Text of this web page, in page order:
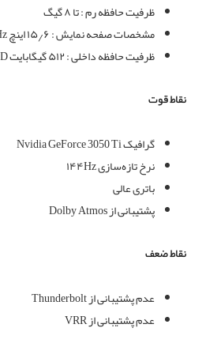
ظرفیت حافظه رم : تا ۸ گیگ
مشخصات صفحه نمایش : ۱۵٫۶ اینچ FHD 144Hz
ظرفیت حافظه داخلی : ۵۱۲ گیگابایت SSD
نقاط قوت
گرافیک Nvidia GeForce 3050 Ti
نرخ تازه‌سازی ۱۴۴Hz
باتری عالی
پشتیبانی از Dolby Atmos
نقاط ضعف
عدم پشتیبانی از Thunderbolt
عدم پشتیبانی از VRR